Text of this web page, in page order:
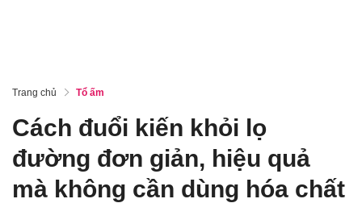
Trang chủ Tổ ấm
Cách đuổi kiến khỏi lọ
đường đơn giản, hiệu quả
mà không cần dùng hóa chất